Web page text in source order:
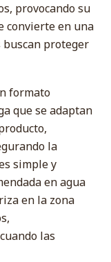
provocando su
convierte en una
proteger
formato
que se adaptan
la
simple y
en agua
en la zona
las